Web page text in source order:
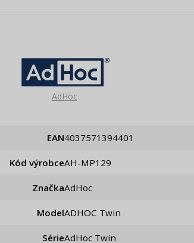
AdHoc
EAN 4037571394401
Kód výrobce AH-MP129
Značka AdHoc
Model ADHOC Twin
Série AdHoc Twin